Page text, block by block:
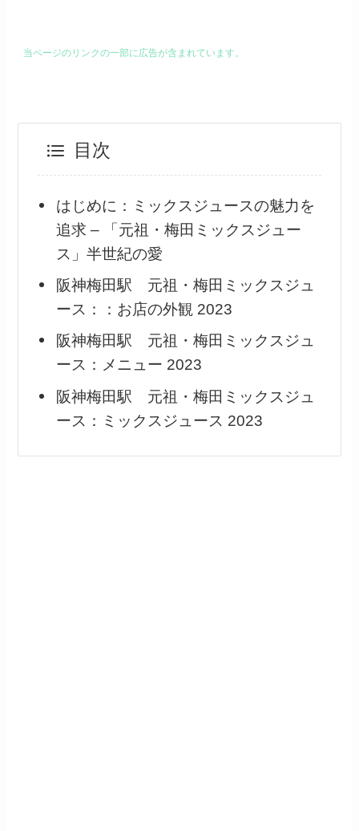
当ページのリンクの一部に広告が含まれています。
目次
はじめに：ミックスジュースの魅力を
追求 – 「元祖・梅田ミックスジュー
ス」半世紀の愛
阪神梅田駅 元祖・梅田ミックスジュ
ース：：お店の外観 2023
阪神梅田駅 元祖・梅田ミックスジュ
ース：メニュー 2023
阪神梅田駅 元祖・梅田ミックスジュ
ース：ミックスジュース 2023